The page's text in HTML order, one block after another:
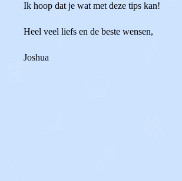
Ik hoop dat je wat met deze tips kan!
Heel veel liefs en de beste wensen,
Joshua